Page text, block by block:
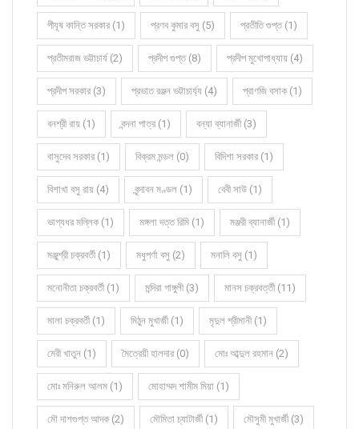
পীযূষ কান্তি সরকার (1) প্রণব কুমার বসু (5) প্রতীতি গুপ্ত (1)
প্রতীমরাজ ভট্টাচার্য (2) প্রদীপ গুপ্ত (8) প্রদীপ মুখোপাধ্যায় (4)
প্রদীপ সরকার (3) প্রভাত রঞ্জন ভট্টাচার্য্য (4) প্রাণজি বসাক (1)
বনশ্রী রায় (1) বন্দনা পাত্র (1) বন্যা ব্যানার্জী (3)
বাসুদেব সরকার (1) বিক্রম মন্ডল (0) বিদিশা সরকার (1)
বিশাখা বসু রায় (4) বৃন্দাবন মণ্ডল (1) বেবী সাউ (1)
ভাগ্যধর মল্লিক (1) মঙ্গলা দত্ত রিমি (1) মঞ্জরী ব্যানার্জী (1)
মঞ্জুশ্রী চক্রবর্তী (1) মধুপর্ণা বসু (2) মনালি বসু (1)
মনোনীতা চক্রবর্তী (1) মন্দিরা গাঙ্গুলী (3) মানস চক্রবর্ত্তী (11)
মালা চক্রবর্তী (1) মিঠুন মুখার্জী (1) মৃদুল শ্রীমানী (1)
মেরী খাতুন (1) মৈত্রেয়ী হালদার (0) মোঃ আব্দুল রহমান (2)
মোঃ মনিরুল আলম (1) মোহাম্মদ শামীম মিয়া (1)
মৌ দাশগুপ্ত আদক (2) মৌমিতা চ্যাটার্জী (1) মৌসুমী মুখার্জী (3)